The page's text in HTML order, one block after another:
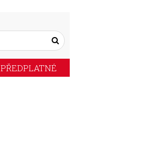
PŘEDPLATNÉ